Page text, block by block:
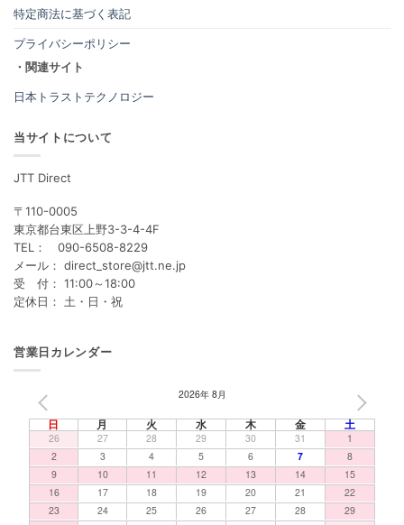
特定商法に基づく表記
プライバシーポリシー
・関連サイト
日本トラストテクノロジー
当サイトについて
JTT Direct
〒110-0005
東京都台東区上野3-3-4-4F
TEL： 090-6508-8229
メール： direct_store@jtt.ne.jp
受 付： 11:00～18:00
定休日： 土・日・祝
営業日カレンダー
2026年 8月
日 月 火 水 木 金 土
26 27 28 29 30 31
1
2
3 4 5 6 7
8
9
10 11 12 13 14
15
16
17 18 19 20 21
22
23
24 25 26 27 28
29